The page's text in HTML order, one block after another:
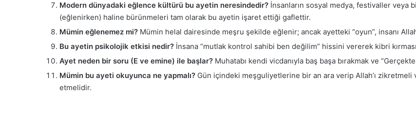
Modern dünyadaki eğlence kültürü bu ayetin neresindedir? İnsanların sosyal medya, festivaller veya
(eğlenirken) haline bürünmeleri tam olarak bu ayetin işaret ettiği gaflettir.
Mümin eğlenemez mi? Mümin helal dairesinde meşru şekilde eğlenir; ancak ayetteki “oyun”, insanı
Bu ayetin psikolojik etkisi nedir? İnsana “mutlak kontrol sahibi ben değilim” hissini vererek kibri
Ayet neden bir soru (E ve emine) ile başlar? Muhatabı kendi vicdanıyla baş başa bırakmak ve
Mümin bu ayeti okuyunca ne yapmalı? Gün içindeki meşguliyetlerine bir an ara verip Allah’ı zikretmeli
etmelidir.